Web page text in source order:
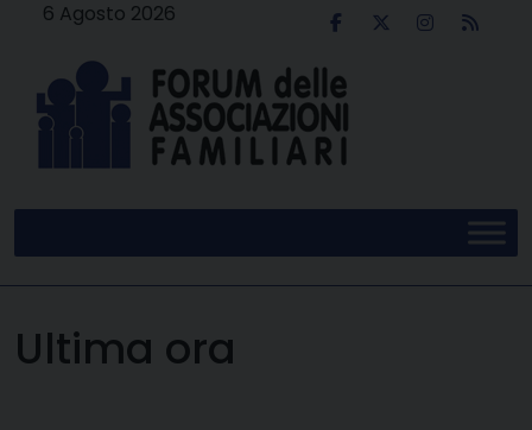
6 Agosto 2026
Ultima ora